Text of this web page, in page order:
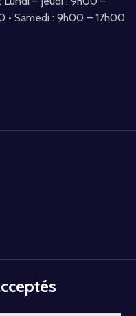
• Samedi : 9h00 – 17h00